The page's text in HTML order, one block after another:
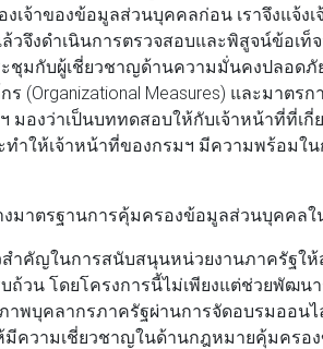
เจ้าของข้อมูลส่วนบุคคลก่อน เราจึงแจ้ง
วจึงดำเนินการตรวจสอบและพิสูจน์ข้อเท็
ะชุมกับผู้เชี่ยวชาญด้านความมั่นคงปลอดภั
(Organizational Measures) และมาตรก
มองว่าเป็นบททดสอบให้กับเจ้าหน้าที่ที่เกี่
ทำให้เจ้าหน้าที่ของกรมฯ มีความพร้อม
งมาตรฐานการคุ้มครองข้อมูลส่วนบุคคลใ
สำคัญในการสนับสนุนหน่วยงานภาครัฐ
ถ้วน โดยโครงการนี้ไม่เพียงแต่ช่วยพัฒ
พบุคลากรภาครัฐผ่านการจัดอบรมออนไ
มีความเชี่ยวชาญในด้านกฎหมายคุ้มครอ